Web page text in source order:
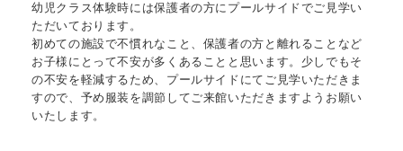
幼児クラス体験時には保護者の方にプールサイドでご見学い
ただいております。
初めての施設で不慣れなこと、保護者の方と離れることなど
お子様にとって不安が多くあることと思います。少しでもそ
の不安を軽減するため、プールサイドにてご見学いただきま
すので、予め服装を調節してご来館いただきますようお願い
いたします。